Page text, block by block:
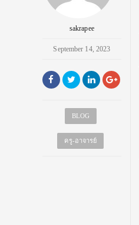
sakrapee
September 14, 2023
BLOG
ครู-อาจารย์